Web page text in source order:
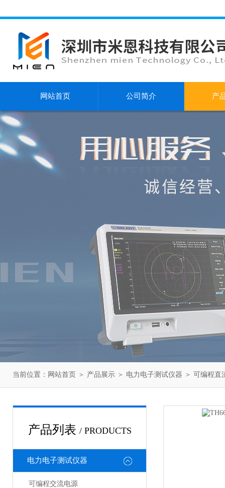
网站首页 公司简介 产
当前位置： 网站首页 ＞ 产品展示 ＞ 电力电子测试仪器 ＞ 可编程直
产品列表 / PRODUCTS
电力电子测试仪器
可编程交流电源